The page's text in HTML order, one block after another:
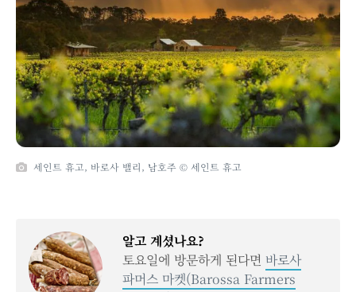
세인트 휴고, 바로사 밸리, 남호주 © 세인트 휴고
알고 계셨나요?
토요일에 방문하게 된다면 바로사
파머스 마켓(Barossa Farmers